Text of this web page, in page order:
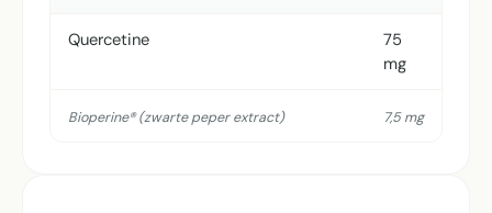
Quercetine
75
mg
Bioperine® (zwarte peper extract) 7,5 mg